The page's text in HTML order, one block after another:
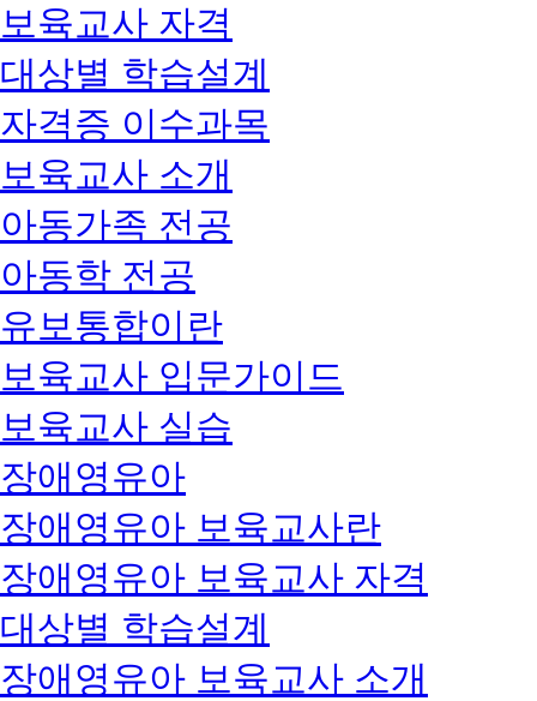
보육교사 자격
대상별 학습설계
자격증 이수과목
보육교사 소개
아동가족 전공
아동학 전공
유보통합이란
보육교사 입문가이드
보육교사 실습
장애영유아
장애영유아 보육교사란
장애영유아 보육교사 자격
대상별 학습설계
장애영유아 보육교사 소개